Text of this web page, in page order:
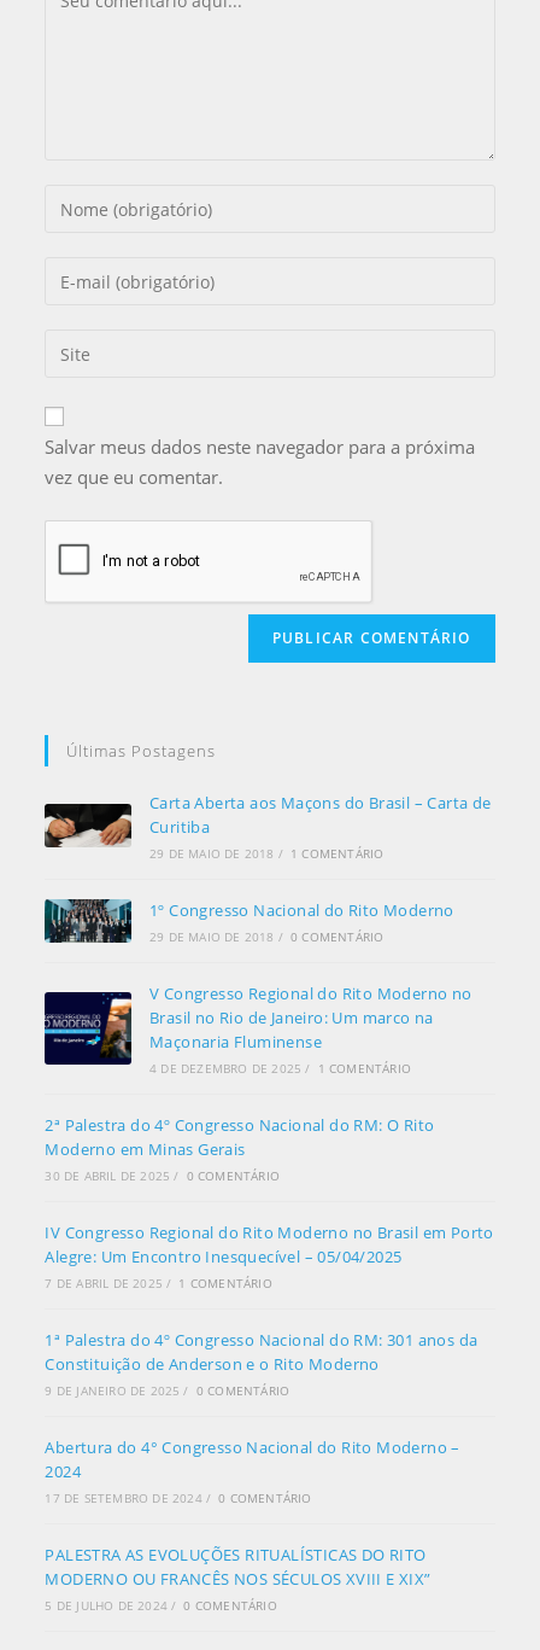
Salvar meus dados neste navegador para a próxima
vez que eu comentar.
Últimas Postagens
Carta Aberta aos Maçons do Brasil – Carta de
Curitiba
29 DE MAIO DE 2018 / 1 COMENTÁRIO
1º Congresso Nacional do Rito Moderno
29 DE MAIO DE 2018 / 0 COMENTÁRIO
V Congresso Regional do Rito Moderno no
Brasil no Rio de Janeiro: Um marco na
Maçonaria Fluminense
4 DE DEZEMBRO DE 2025 / 1 COMENTÁRIO
2ª Palestra do 4º Congresso Nacional do RM: O Rito
Moderno em Minas Gerais
30 DE ABRIL DE 2025 / 0 COMENTÁRIO
IV Congresso Regional do Rito Moderno no Brasil em Porto
Alegre: Um Encontro Inesquecível – 05/04/2025
7 DE ABRIL DE 2025 / 1 COMENTÁRIO
1ª Palestra do 4º Congresso Nacional do RM: 301 anos da
Constituição de Anderson e o Rito Moderno
9 DE JANEIRO DE 2025 / 0 COMENTÁRIO
Abertura do 4° Congresso Nacional do Rito Moderno –
2024
17 DE SETEMBRO DE 2024 / 0 COMENTÁRIO
PALESTRA AS EVOLUÇÕES RITUALÍSTICAS DO RITO
MODERNO OU FRANCÊS NOS SÉCULOS XVIII E XIX”
5 DE JULHO DE 2024 / 0 COMENTÁRIO